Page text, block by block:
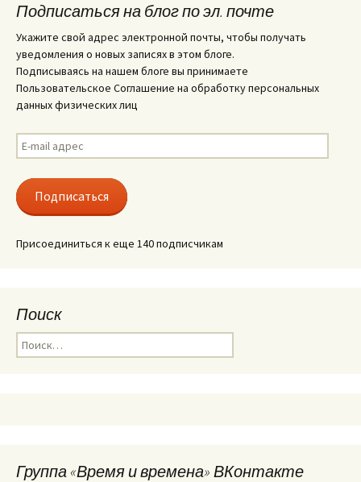
Подписаться на блог по эл. почте
Укажите свой адрес электронной почты, чтобы получать
уведомления о новых записях в этом блоге.
Подписываясь на нашем блоге вы принимаете
Пользовательское Соглашение на обработку персональных
данных физических лиц
E-
mail
Подписаться
Присоединиться к еще 140 подписчикам
Поиск
Найти:
Группа «Время и времена» ВКонтакте